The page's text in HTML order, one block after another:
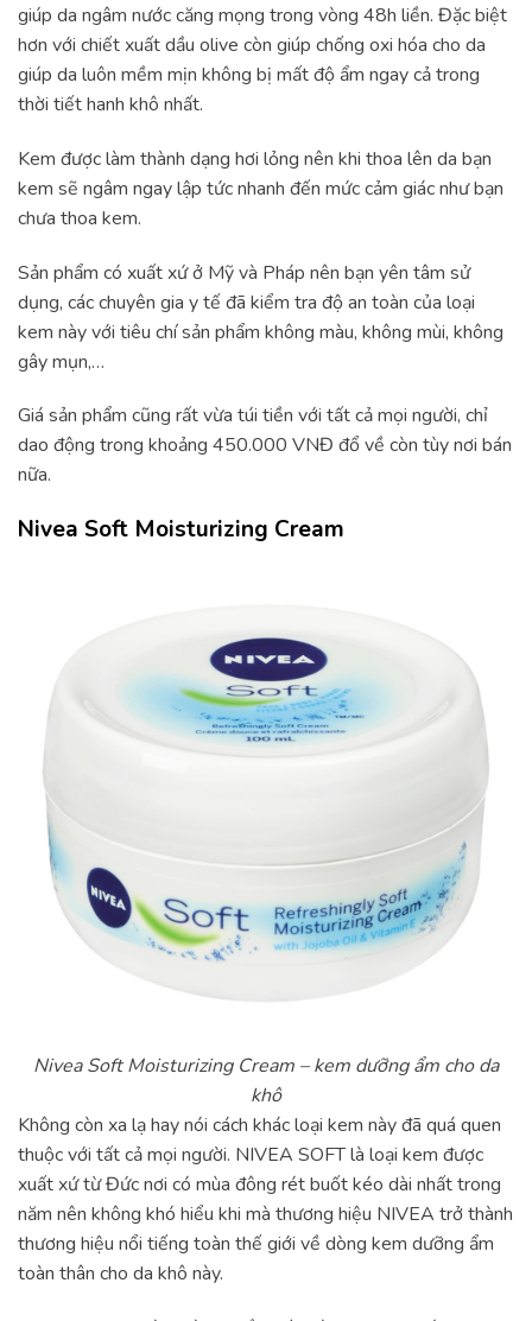
giúp da ngâm nước căng mọng trong vòng 48h liền. Đặc biệt
hơn với chiết xuất dầu olive còn giúp chống oxi hóa cho da
giúp da luôn mềm mịn không bị mất độ ẩm ngay cả trong
thời tiết hanh khô nhất.
Kem được làm thành dạng hơi lỏng nên khi thoa lên da bạn
kem sẽ ngâm ngay lập tức nhanh đến mức cảm giác như bạn
chưa thoa kem.
Sản phẩm có xuất xứ ở Mỹ và Pháp nên bạn yên tâm sử
dụng, các chuyên gia y tế đã kiểm tra độ an toàn của loại
kem này với tiêu chí sản phẩm không màu, không mùi, không
gây mụn,…
Giá sản phẩm cũng rất vừa túi tiền với tất cả mọi người, chỉ
dao động trong khoảng 450.000 VNĐ đổ về còn tùy nơi bán
nữa.
Nivea Soft Moisturizing Cream
Nivea Soft Moisturizing Cream – kem dưỡng ẩm cho da
khô
Không còn xa lạ hay nói cách khác loại kem này đã quá quen
thuộc với tất cả mọi người. NIVEA SOFT là loại kem được
xuất xứ từ Đức nơi có mùa đông rét buốt kéo dài nhất trong
năm nên không khó hiểu khi mà thương hiệu NIVEA trở thành
thương hiệu nổi tiếng toàn thế giới về dòng kem dưỡng ẩm
toàn thân cho da khô này.